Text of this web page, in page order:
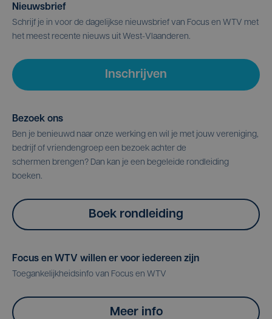
Nieuwsbrief
Schrijf je in voor de dagelijkse nieuwsbrief van Focus en WTV met
het meest recente nieuws uit West-Vlaanderen.
Inschrijven
Bezoek ons
Ben je benieuwd naar onze werking en wil je met jouw vereniging,
bedrijf of vriendengroep een bezoek achter de
schermen brengen? Dan kan je een begeleide rondleiding
boeken.
Boek rondleiding
Focus en WTV willen er voor iedereen zijn
Toegankelijkheidsinfo van Focus en WTV
Meer info